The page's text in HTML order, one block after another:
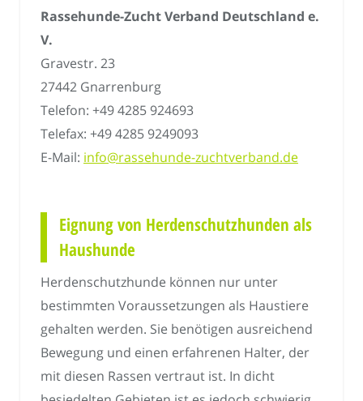
Rassehunde-Zucht Verband Deutschland e.
V.
Gravestr. 23
27442 Gnarrenburg
Telefon: +49 4285 924693
Telefax: +49 4285 9249093
E-Mail: info@rassehunde-zuchtverband.de
Eignung von Herdenschutzhunden als
Haushunde
Herdenschutzhunde können nur unter
bestimmten Voraussetzungen als Haustiere
gehalten werden. Sie benötigen ausreichend
Bewegung und einen erfahrenen Halter, der
mit diesen Rassen vertraut ist. In dicht